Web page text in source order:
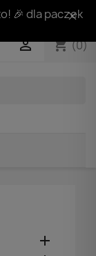
🎉 dla paczek
shopping_cart(0)

